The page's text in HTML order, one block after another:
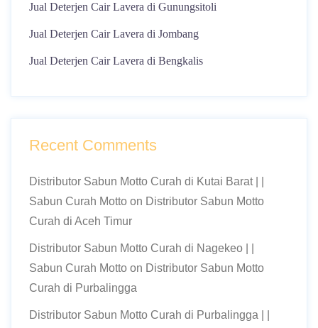
Jual Deterjen Cair Lavera di Gunungsitoli
Jual Deterjen Cair Lavera di Jombang
Jual Deterjen Cair Lavera di Bengkalis
Recent Comments
Distributor Sabun Motto Curah di Kutai Barat | |
Sabun Curah Motto on Distributor Sabun Motto
Curah di Aceh Timur
Distributor Sabun Motto Curah di Nagekeo | |
Sabun Curah Motto on Distributor Sabun Motto
Curah di Purbalingga
Distributor Sabun Motto Curah di Purbalingga | |